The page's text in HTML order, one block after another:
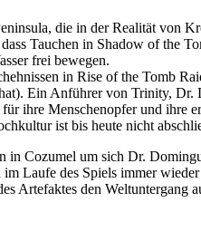
die in der Realität von
Tauchen in Shadow of
frei bewegen.
in Rise of the Tomb
Ein Anführer von Trinity,
ihre Menschenopfer und ihre
ist bis heute nicht
Cozumel um sich Dr.
Laufe des Spiels immer
Artefaktes den Weltuntergang